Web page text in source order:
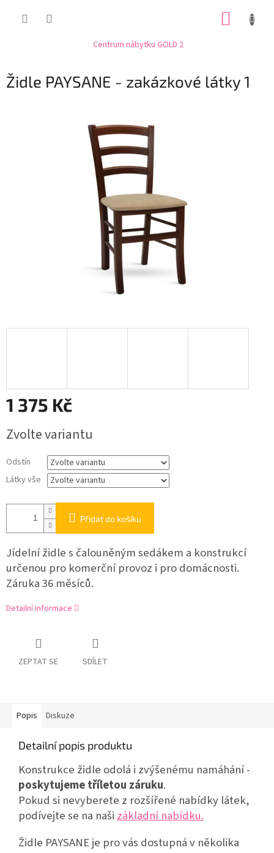
Centrum nábytku GOLD 2
Židle PAYSANE - zakázkové látky 1
1 375 Kč
cena:
Zvolte variantu
Odstín
Látky vše
Přidat do košíku
Jídelní židle s čalouněným sedákem a konstrukcí
určenou pro komerční provoz i pro domácnosti.
Záruka 36 měsíců.
Detailní informace
ZEPTAT SE SDÍLET
Popis Diskuze
Detailní popis produktu
Konstrukce židle odolá i zvýšenému namáhání -
poskytujeme tříletou záruku.
Pokud si nevyberete z rozšířené nabídky látek,
podívejte se na naši základní nabídku.
Židle PAYSANE je pro vás dostupná v několika